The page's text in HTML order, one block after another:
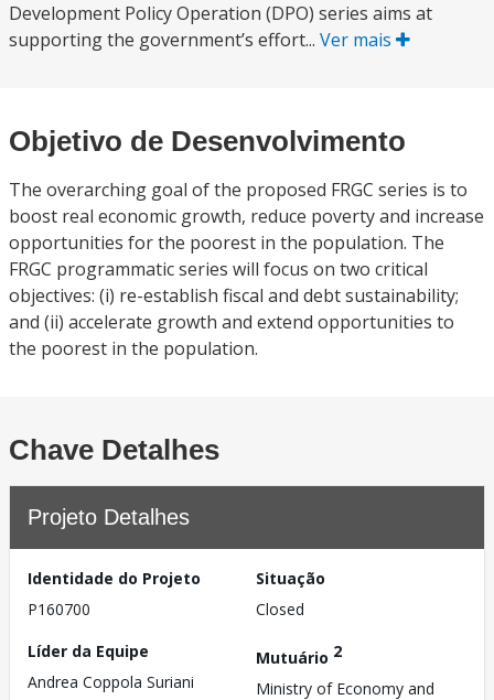
Development Policy Operation (DPO) series aims at
supporting the government’s effort... Ver mais
Objetivo de Desenvolvimento
The overarching goal of the proposed FRGC series is to
boost real economic growth, reduce poverty and increase
opportunities for the poorest in the population. The
FRGC programmatic series will focus on two critical
objectives: (i) re-establish fiscal and debt sustainability;
and (ii) accelerate growth and extend opportunities to
the poorest in the population.
Chave Detalhes
Projeto Detalhes
Identidade do Projeto
P160700
Situação
Closed
Líder da Equipe
Andrea Coppola Suriani
Mutuário 2
Ministry of Economy and